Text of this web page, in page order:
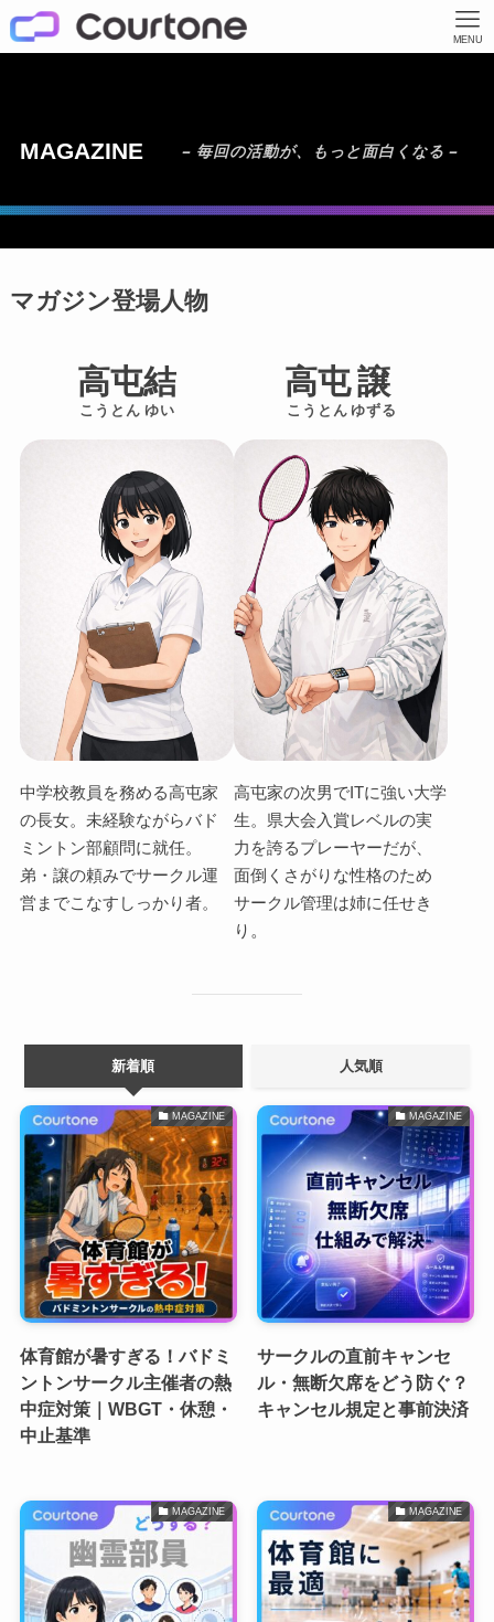
MENU
MAGAZINE – 毎回の活動が、もっと面白くなる –
マガジン登場人物
高屯
こうとん
結
ゆい
中学校教員を務める高屯家
の長女。 未経験ながらバド
ミントン部顧問に就任。
弟・譲の頼みでサークル運
営までこなすしっかり者。
高屯
こうとん
譲
ゆずる
高屯家の次男でITに強い大学
生。 県大会入賞レベルの実
力を誇るプレーヤーだが、
面倒くさがりな性格のため
サークル管理は姉に任せき
り 。
新着順 人気順
MAGAZINE
体育館が暑すぎる！バドミ
ントンサークル主催者の熱
中症対策｜WBGT・休憩・
中止基準
MAGAZINE
サークルの直前キャンセ
ル・無断欠席をどう防ぐ？
キャンセル規定と事前決済
MAGAZINE MAGAZINE